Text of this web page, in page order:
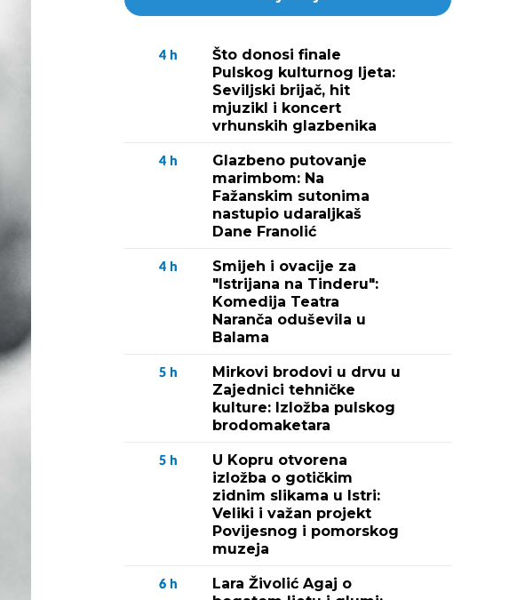
4 h
Što donosi finale
Pulskog kulturnog ljeta:
Seviljski brijač, hit
mjuzikl i koncert
vrhunskih glazbenika
4 h
Glazbeno putovanje
marimbom: Na
Fažanskim sutonima
nastupio udaraljkaš
Dane Franolić
4 h
Smijeh i ovacije za
"Istrijana na Tinderu":
Komedija Teatra
Naranča oduševila u
Balama
5 h
Mirkovi brodovi u drvu u
Zajednici tehničke
kulture: Izložba pulskog
brodomaketara
5 h
U Kopru otvorena
izložba o gotičkim
zidnim slikama u Istri:
Veliki i važan projekt
Povijesnog i pomorskog
muzeja
6 h
Lara Živolić Agaj o